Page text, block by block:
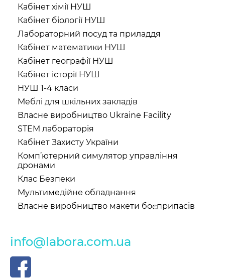
Кабінет хімії НУШ
Кабінет біології НУШ
Лабораторний посуд та приладдя
Кабінет математики НУШ
Кабінет географії НУШ
Кабінет історії НУШ
НУШ 1-4 класи
Меблі для шкільних закладів
Власне виробництво Ukraine Facility
STEM лабораторія
Кабінет Захисту України
Комп’ютерний симулятор управління
дронами
Клас Безпеки
Мультимедійне обладнання
Власне виробництво макети боєприпасів
info@labora.com.ua